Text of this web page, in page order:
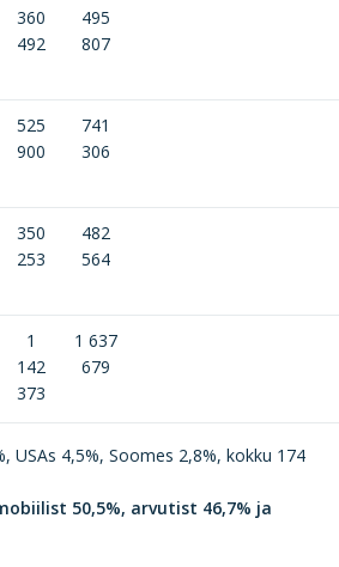
360
492
495
807
525
900
741
306
350
253
482
564
1
142
373
1 637
679
USAs 4,5%, Soomes 2,8%, kokku 174
50,5%, arvutist 46,7% ja